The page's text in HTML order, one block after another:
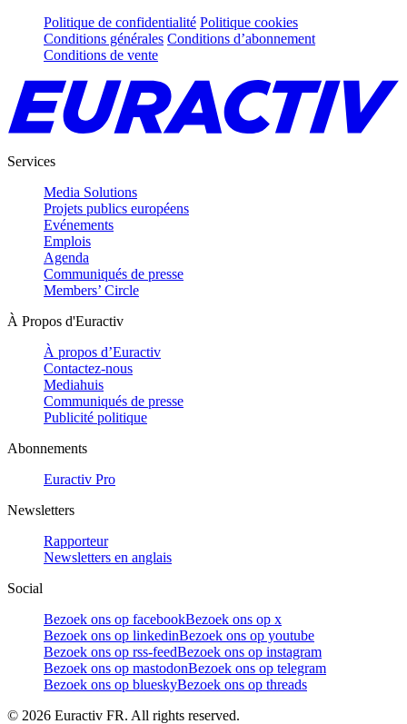
Politique de confidentialité Politique cookies
Conditions générales Conditions d’abonnement
Conditions de vente
Services
Media Solutions
Projets publics européens
Evénements
Emplois
Agenda
Communiqués de presse
Members’ Circle
À Propos d'Euractiv
À propos d’Euractiv
Contactez-nous
Mediahuis
Communiqués de presse
Publicité politique
Abonnements
Euractiv Pro
Newsletters
Rapporteur
Newsletters en anglais
Social
Bezoek ons op facebookBezoek ons op x
Bezoek ons op linkedinBezoek ons op youtube
Bezoek ons op rss-feedBezoek ons op instagram
Bezoek ons op mastodonBezoek ons op telegram
Bezoek ons op blueskyBezoek ons op threads
© 2026 Euractiv FR. All rights reserved.